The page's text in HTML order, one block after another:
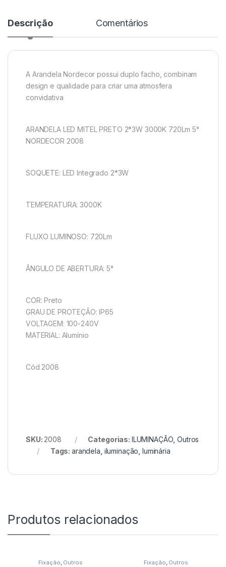
Descrição Comentários
A Arandela Nordecor possui duplo facho, combinam
design e qualidade para criar uma atmosfera
convidativa
ARANDELA LED MITEL PRETO 2*3W 3000K 720Lm 5°
NORDECOR 2008
SOQUETE: LED Integrado 2*3W
TEMPERATURA: 3000K
FLUXO LUMINOSO: 720Lm
ÂNGULO DE ABERTURA: 5°
COR: Preto
GRAU DE PROTEÇÃO: IP65
VOLTAGEM: 100-240V
MATERIAL: Alumínio
Cód 2008
SKU: 2008 Categorias: ILUMINAÇÃO ,Outros
Tags:arandela iluminação luminária
Produtos relacionados
Fixação, Outros Fixação, Outros